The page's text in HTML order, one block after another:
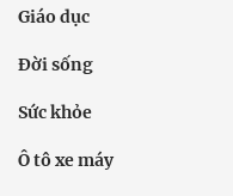
Giáo dục
Đời sống
Sức khỏe
Ô tô xe máy